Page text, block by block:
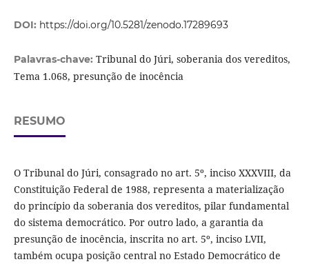
DOI: https://doi.org/10.5281/zenodo.17289693
Palavras-chave: Tribunal do Júri, soberania dos vereditos,
Tema 1.068, presunção de inocência
RESUMO
O Tribunal do Júri, consagrado no art. 5º, inciso XXXVIII, da
Constituição Federal de 1988, representa a materialização
do princípio da soberania dos vereditos, pilar fundamental
do sistema democrático. Por outro lado, a garantia da
presunção de inocência, inscrita no art. 5º, inciso LVII,
também ocupa posição central no Estado Democrático de